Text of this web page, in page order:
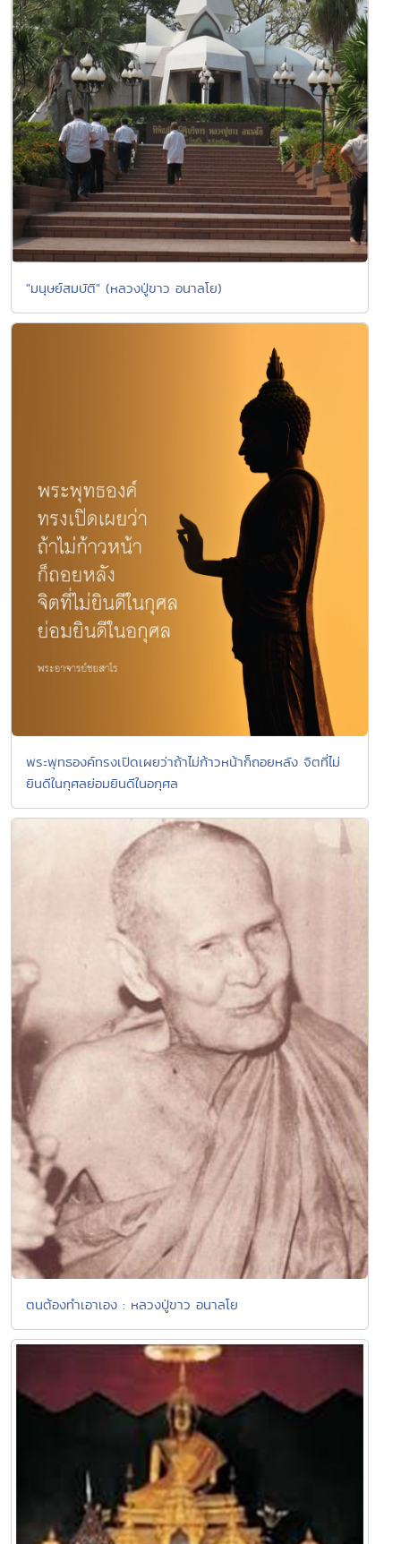
"มนุษย์สมบัติ" (หลวงปู่ขาว อนาลโย)
พระพุทธองค์ทรงเปิดเผยว่าถ้าไม่ก้าวหน้าก็ถอยหลัง จิตที่ไม่
ยินดีในกุศลย่อมยินดีในอกุศล
ตนต้องทำเอาเอง : หลวงปู่ขาว อนาลโย